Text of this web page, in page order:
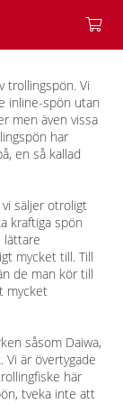
trollingspön. Vi
inline-spön utan
men även vissa
har
en så kallad
säljer otroligt
kraftiga spön
lättare
mycket till. Till
de man kör till
mycket
såsom Daiwa,
Vi är övertygade
här
tveka inte att